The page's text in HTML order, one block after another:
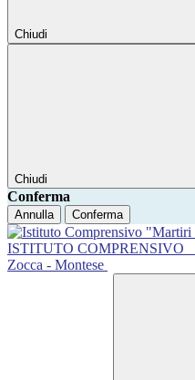
Chiudi
Chiudi
Conferma
Annulla Conferma
ISTITUTO COMPRENSIVO
Zocca - Montese